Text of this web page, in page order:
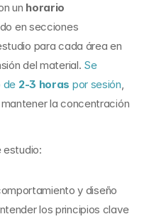
un horario
en secciones
para cada área en
del material. Se
de 2-3 horas por sesión,
la concentración
estudio:
y diseño
los principios clave